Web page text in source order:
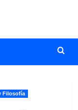
Filosofía